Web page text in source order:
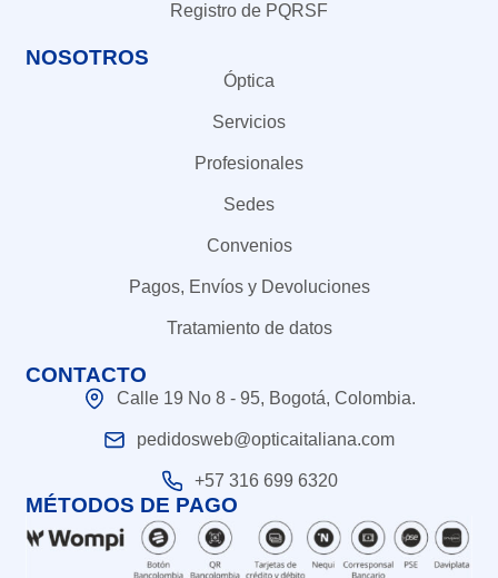
Registro de PQRSF
NOSOTROS
Óptica
Servicios
Profesionales
Sedes
Convenios
Pagos, Envíos y Devoluciones
Tratamiento de datos
CONTACTO
Calle 19 No 8 - 95, Bogotá, Colombia.
pedidosweb@opticaitaliana.com
+57 316 699 6320
MÉTODOS DE PAGO